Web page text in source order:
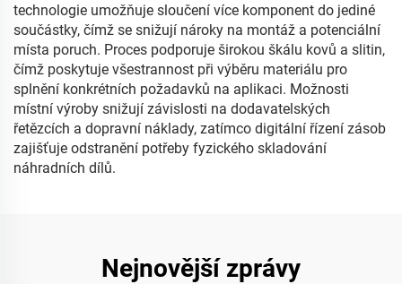
technologie umožňuje sloučení více komponent do jediné
součástky, čímž se snižují nároky na montáž a potenciální
místa poruch. Proces podporuje širokou škálu kovů a slitin,
čímž poskytuje všestrannost při výběru materiálu pro
splnění konkrétních požadavků na aplikaci. Možnosti
místní výroby snižují závislosti na dodavatelských
řetězcích a dopravní náklady, zatímco digitální řízení zásob
zajišťuje odstranění potřeby fyzického skladování
náhradních dílů.
Nejnovější zprávy